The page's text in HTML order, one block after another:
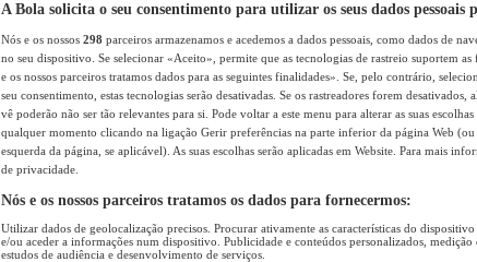
A Bola solicita o seu consentimento para utilizar os seus dados pessoais
Nós e os nossos 298 parceiros armazenamos e acedemos a dados pessoais, como dados de
no seu dispositivo. Se selecionar «Aceito», permite que as tecnologias de rastreio suportem as
e os nossos parceiros tratamos dados para as seguintes finalidades». Se, pelo contrário,
seu consentimento, estas tecnologias serão desativadas. Se os rastreadores forem desativados,
vê poderão não ser tão relevantes para si. Pode voltar a este menu para alterar as suas
qualquer momento clicando na ligação Gerir preferências na parte inferior da página Web
esquerda da página, se aplicável). As suas escolhas serão aplicadas em Website. Para mais
de privacidade.
Nós e os nossos parceiros tratamos os dados para fornecermos:
Utilizar dados de geolocalização precisos. Procurar ativamente as características do
e/ou aceder a informações num dispositivo. Publicidade e conteúdos personalizados, medição
estudos de audiência e desenvolvimento de serviços.